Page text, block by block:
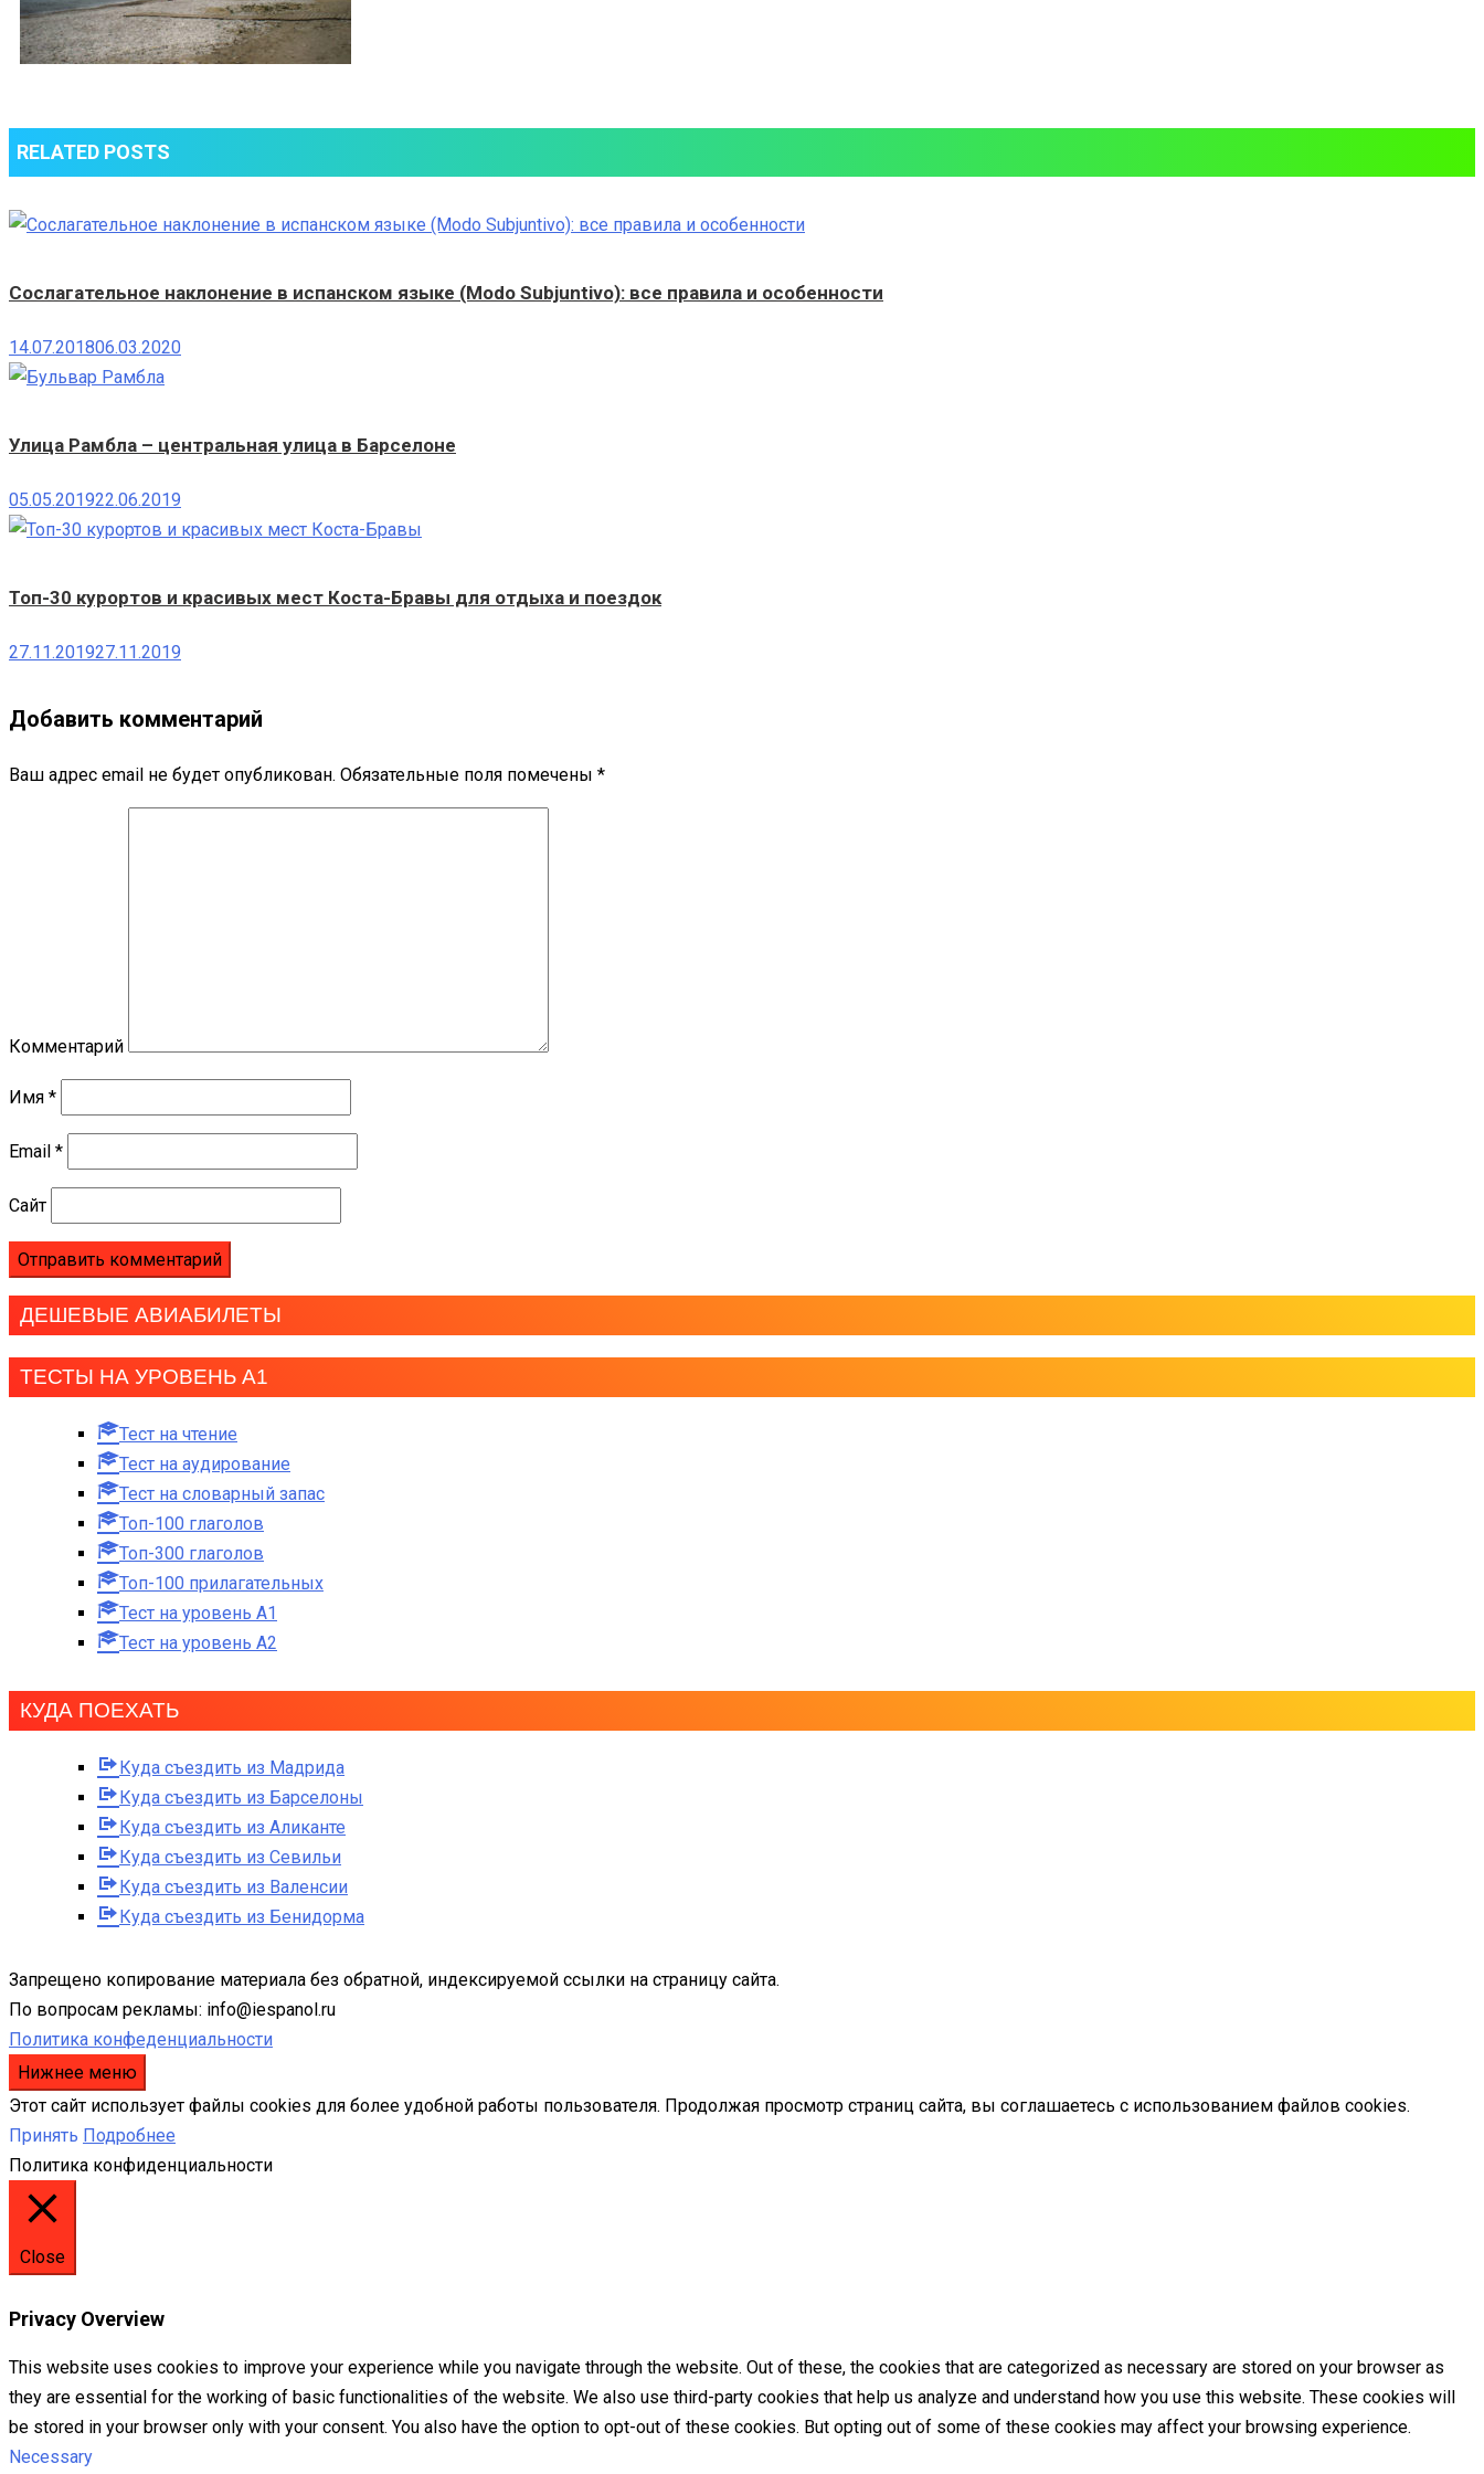
RELATED POSTS
Сослагательное наклонение в испанском языке (Modo Subjuntivo): все правила и особенности
14.07.201806.03.2020
Улица Рамбла – центральная улица в Барселоне
05.05.201922.06.2019
Топ-30 курортов и красивых мест Коста-Бравы для отдыха и поездок
27.11.201927.11.2019
Добавить комментарий
Ваш адрес email не будет опубликован. Обязательные поля помечены *
Комментарий
Имя *
Email *
Сайт
ДЕШЕВЫЕ АВИАБИЛЕТЫ
ТЕСТЫ НА УРОВЕНЬ А1
Тест на чтение
Тест на аудирование
Тест на словарный запас
Топ-100 глаголов
Топ-300 глаголов
Топ-100 прилагательных
Тест на уровень A1
Тест на уровень A2
КУДА ПОЕХАТЬ
Куда съездить из Мадрида
Куда съездить из Барселоны
Куда съездить из Аликанте
Куда съездить из Севильи
Куда съездить из Валенсии
Куда съездить из Бенидорма
Запрещено копирование материала без обратной, индексируемой ссылки на страницу сайта.
По вопросам рекламы: info@iespanol.ru
Политика конфеденциальности
Нижнее меню
Этот сайт использует файлы cookies для более удобной работы пользователя. Продолжая просмотр страниц сайта, вы соглашаетесь с использованием файлов cookies.
Принять Подробнее
Политика конфиденциальности
Close
Privacy Overview
This website uses cookies to improve your experience while you navigate through the website. Out of these, the cookies that are categorized as necessary are stored on your browser as
they are essential for the working of basic functionalities of the website. We also use third-party cookies that help us analyze and understand how you use this website. These cookies will
be stored in your browser only with your consent. You also have the option to opt-out of these cookies. But opting out of some of these cookies may affect your browsing experience.
Necessary